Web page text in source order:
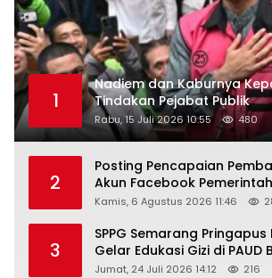
1
Nadiem dan Kaburnya
Tindakan Pejabat Publik
Rabu, 15 Juli 2026 10:55 480
2
Posting Pencapaian
Akun Facebook
Rembang “Dirujak”
Kamis, 6 Agustus 2026 11:46
3
SPPG Semarang
Gelar Edukasi Gizi di PAUD
Peringati Hari Anak
Jumat, 24 Juli 2026 14:12 216